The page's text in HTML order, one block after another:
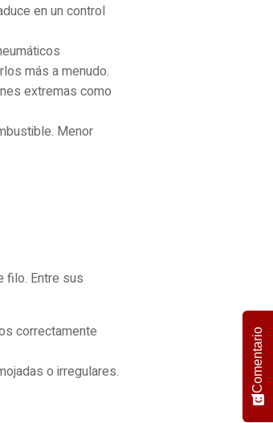
en un control
más a menudo.
extremas como
Menor
filo. Entre sus
correctamente
o irregulares. Comentario